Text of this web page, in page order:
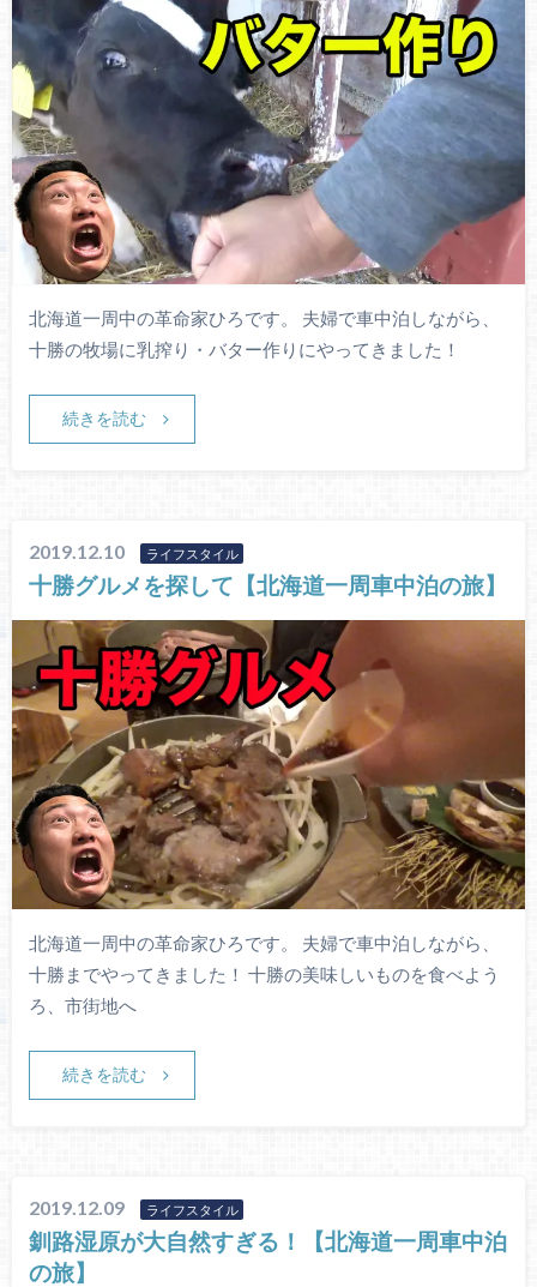
北海道一周中の革命家ひろです。 夫婦で車中泊しながら、
十勝の牧場に乳搾り・バター作りにやってきました！
続きを読む
2019.12.10 ライフスタイル
十勝グルメを探して【北海道一周車中泊の旅】
北海道一周中の革命家ひろです。 夫婦で車中泊しながら、
十勝までやってきました！ 十勝の美味しいものを食べよう
ろ、市街地へ
続きを読む
2019.12.09 ライフスタイル
釧路湿原が大自然すぎる！【北海道一周車中泊
の旅】